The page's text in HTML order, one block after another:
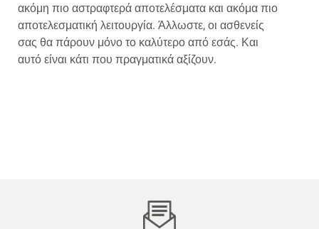
ακόμη πιο αστραφτερά αποτελέσματα και ακόμα πιο
αποτελεσματική λειτουργία. Άλλωστε, οι ασθενείς
σας θα πάρουν μόνο το καλύτερο από εσάς. Και
αυτό είναι κάτι που πραγματικά αξίζουν.